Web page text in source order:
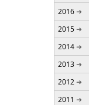
2016
2015
2014
2013
2012
2011